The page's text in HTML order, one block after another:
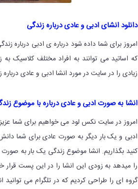
دانلود انشای ادبی و عادی درباره زندگی
امروز برای شما داده شود درباره ی ادبی درباره
که اساتید می توانند به افراد مختلف کلاسیک
زیادی را در سایت در مورد انشا ادبی و عادی
انشا به صورت ادبی و عادی درباره با موضوع
امروز در سایت نکس لود می خواهیم برای شما
ادبی و یک بار دیگر به صورت عادی برای شما
کنید بگذاریم. انشا موضوع زندگی یک بار به
را میدهد به زودی این انشا را در این پست قرار
گروه ای را طراحی کردیم که در تلگرام می